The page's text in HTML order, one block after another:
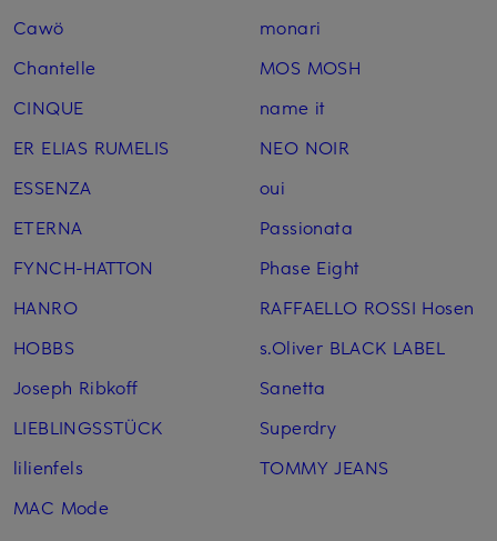
Cawö
Chantelle
CINQUE
ER ELIAS RUMELIS
ESSENZA
ETERNA
FYNCH-HATTON
HANRO
HOBBS
Joseph Ribkoff
LIEBLINGSSTÜCK
lilienfels
MAC Mode
monari
MOS MOSH
name it
NEO NOIR
oui
Passionata
Phase Eight
RAFFAELLO ROSSI Hosen
s.Oliver BLACK LABEL
Sanetta
Superdry
TOMMY JEANS